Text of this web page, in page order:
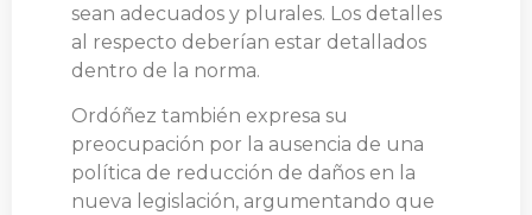
sean adecuados y plurales. Los detalles
al respecto deberían estar detallados
dentro de la norma.
Ordóñez también expresa su
preocupación por la ausencia de una
política de reducción de daños en la
nueva legislación, argumentando que